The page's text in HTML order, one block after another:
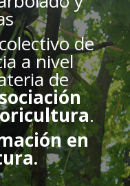
de
a nivel
de
.
en